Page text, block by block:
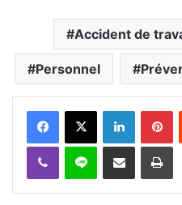
Accident de
Personnel
FacebookX Linkedin
Viber Ligne Partager par email